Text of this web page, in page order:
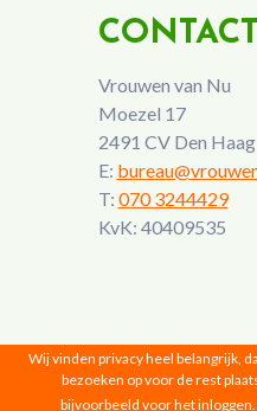
CONTACT
Vrouwen van Nu
Moezel 17
2491 CV Den Haag
E:
T: 070 3244429
KvK: 40409535
Vrouwen van Nu ©
Wij vinden privacy heel belangrijk,
bezoeken op voor de rest
bijvoorbeeld voor het inloggen.